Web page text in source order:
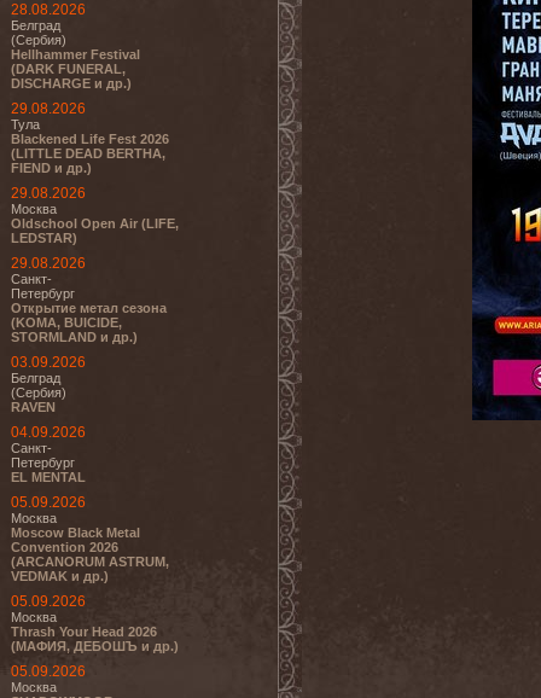
28.08.2026
Белград
(Сербия)
Hellhammer Festival
(DARK FUNERAL,
DISCHARGE и др.)
29.08.2026
Тула
Blackened Life Fest 2026
(LITTLE DEAD BERTHA,
FIEND и др.)
29.08.2026
Москва
Oldschool Open Air (LIFE,
LEDSTAR)
29.08.2026
Санкт-
Петербург
Открытие метал сезона
(KOMA, BUICIDE,
STORMLAND и др.)
03.09.2026
Белград
(Сербия)
RAVEN
04.09.2026
Санкт-
Петербург
EL MENTAL
05.09.2026
Москва
Moscow Black Metal
Convention 2026
(ARCANORUM ASTRUM,
VEDMAK и др.)
05.09.2026
Москва
Thrash Your Head 2026
(МАФИЯ, ДЕБОШЪ и др.)
05.09.2026
Москва